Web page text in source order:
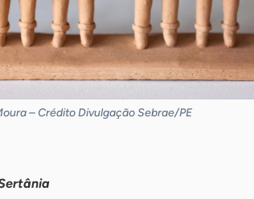
– Crédito Divulgação Sebrae/PE